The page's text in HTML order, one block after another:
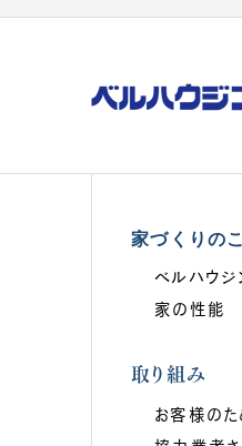
家づくりの
ベルハウジ
家の性能
取り組み
お客様のた